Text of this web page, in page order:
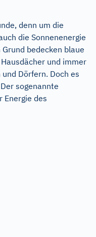
denn um die
die Sonnenenergie
bedecken blaue
und immer
Dörfern. Doch es
sogenannte
Energie des